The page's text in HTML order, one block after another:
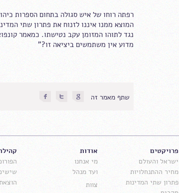
רפתה רוחו של איש סגולה בתחום הספרות
המוצא ממנו איננו לזנוח את פתרון שתי
נגד לתוהו המזומן עקב נטישתו. כמאמר
מדוע אין משתמשים ביציאה זו?"
שתף מאמר זה
פרויקטים
ישראל והעולם
מחיר ההתנחלויות
פתרון שתי המדינות
אודות
מי אנחנו
ועד מנהל
צוות